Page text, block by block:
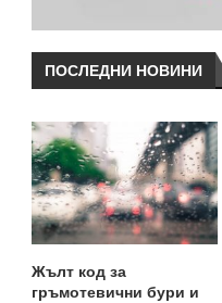
ПОСЛЕДНИ НОВИНИ
Жълт код за
гръмотевични бури и